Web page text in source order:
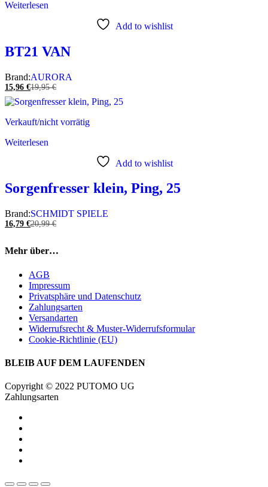
Weiterlesen
Add to wishlist
BT21 VAN
Brand:AURORA
15,96 €19,95€
Verkauft/nicht vorrätig
Weiterlesen
Add to wishlist
Sorgenfresser klein, Ping, 25
Brand:SCHMIDT SPIELE
16,79 €20,99€
Mehr über…
AGB
Impressum
Privatsphäre und Datenschutz
Zahlungsarten
Versandarten
Widerrufsrecht & Muster-Widerrufsformular
Cookie-Richtlinie (EU)
BLEIB AUF DEM LAUFENDEN
Copyright © 2022 PUTOMO UG
Zahlungsarten